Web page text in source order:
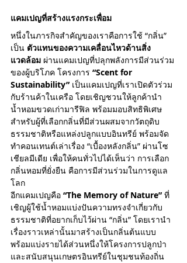
Follow Us
โรงงานน้ำหอม
แคมเปญที่สร้างแรงกระเพื่อม
หนึ่งในภารกิจสำคัญของเราคือการใช้ “กลิ่น”
เป็น ตัวแทนของความเคลื่อนไหวด้านสิ่ง
แวดล้อม ผ่านแคมเปญที่ปลุกพลังการมีส่วนร่วม
ของผู้บริโภค โครงการ “Scent for
Sustainability” เป็นแคมเปญที่เราเปิดตัวร่วม
กับร้านค้าในเครือ โดยเชิญชวนให้ลูกค้านำ
น้ำหอมขวดเก่ามารีฟิล พร้อมมอบสิทธิพิเศษ
สำหรับผู้ที่เลือกกลิ่นที่มีส่วนผสมจากวัตถุดิบ
ธรรมชาติหรือแหล่งปลูกแบบอินทรีย์ พร้อมจัด
ทำคอนเทนต์เล่าเรื่อง “เบื้องหลังกลิ่น” ผ่านโซ
เชียลมีเดีย เพื่อให้คนทั่วไปได้เห็นว่า การเลือก
กลิ่นหอมที่ยั่งยืน คือการมีส่วนร่วมในการดูแล
โลก
อีกแคมเปญคือ “The Memory of Nature” ที่
เชิญผู้ใช้น้ำหอมแบ่งปันความทรงจำเกี่ยวกับ
ธรรมชาติที่อยากเก็บไว้ผ่าน “กลิ่น” โดยเรานำ
เรื่องราวเหล่านั้นมาสร้างเป็นกลิ่นต้นแบบ
พร้อมแบ่งรายได้ส่วนหนึ่งให้โครงการปลูกป่า
และสนับสนุนเกษตรอินทรีย์ในชุมชนท้องถิ่น